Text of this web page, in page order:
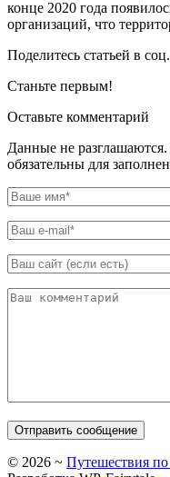
конце 2020 года
организаций, что
Поделитесь статьей в
Станьте первым!
Оставьте комментарий
Данные не
обязательны для
© 2026 ~ Путешествия